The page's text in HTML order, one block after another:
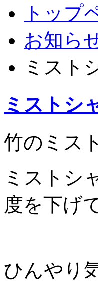
トップ
お知ら
ミスト
ミストシ
竹のミス
ミストシ
度を下げ
ひんやり